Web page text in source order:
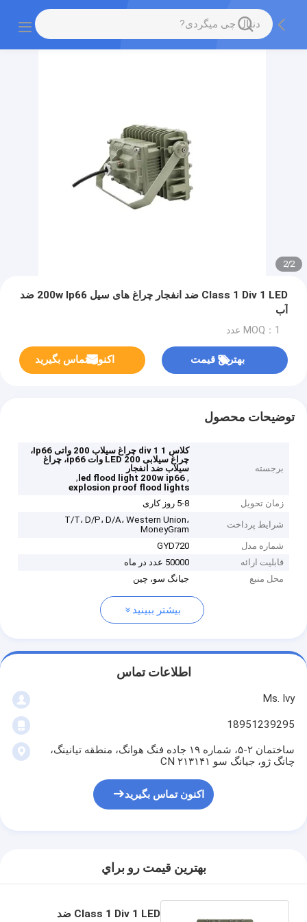
2
/
2
Class 1 Div 1 LED ضد انفجار چراغ های سیل 200w Ip66 ضد
آب
MOQ：1 عدد
بهترین قیمت اکنون تماس بگیرید
توضیحات محصول
برجسته
کلاس 1 div 1 چراغ سیلاب 200 واتی Ip66،
چراغ سیلابی LED 200 وات ip66، چراغ
سیلاب ضد انفجار
,
led flood light 200w ip66
,
explosion proof flood lights
زمان تحویل
5-8 روز کاری
شرایط پرداخت
T/T، D/P، D/A، Western Union،
MoneyGram
شماره مدل
GYD720
قابلیت ارائه
50000 عدد در ماه
محل منبع
جیانگ سو، چین
بیشتر ببینید
اطلاعات تماس
Ms. Ivy
18951239295
ساختمان ۲-۵، شماره ۱۹ جاده فنگ هوانگ، منطقه تیانینگ،
چانگ ژو، جیانگ سو ۲۱۳۱۴۱ CN
اکنون تماس بگیرید
بهترين قيمت رو براي
Class 1 Div 1 LED ضد